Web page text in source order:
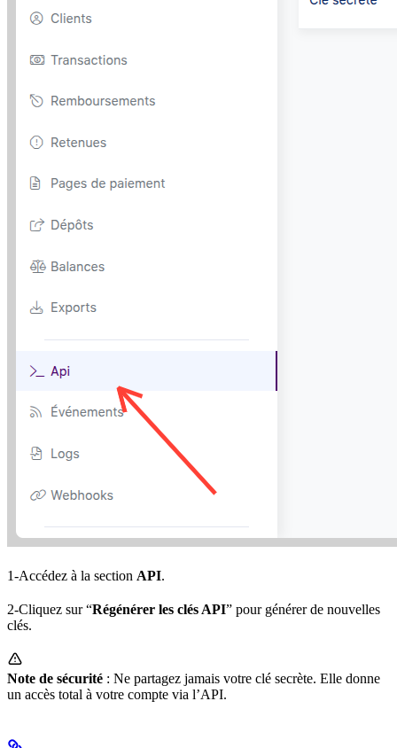
1-Accédez à la section API.
2-Cliquez sur “Régénérer les clés API” pour générer de nouvelles
clés.
Note de sécurité : Ne partagez jamais votre clé secrète. Elle donne
un accès total à votre compte via l’API.